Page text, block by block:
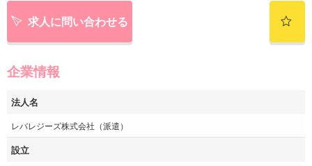
求人に問い合わせる
企業情報
法人名
レバレジーズ株式会社（派遣）
設立